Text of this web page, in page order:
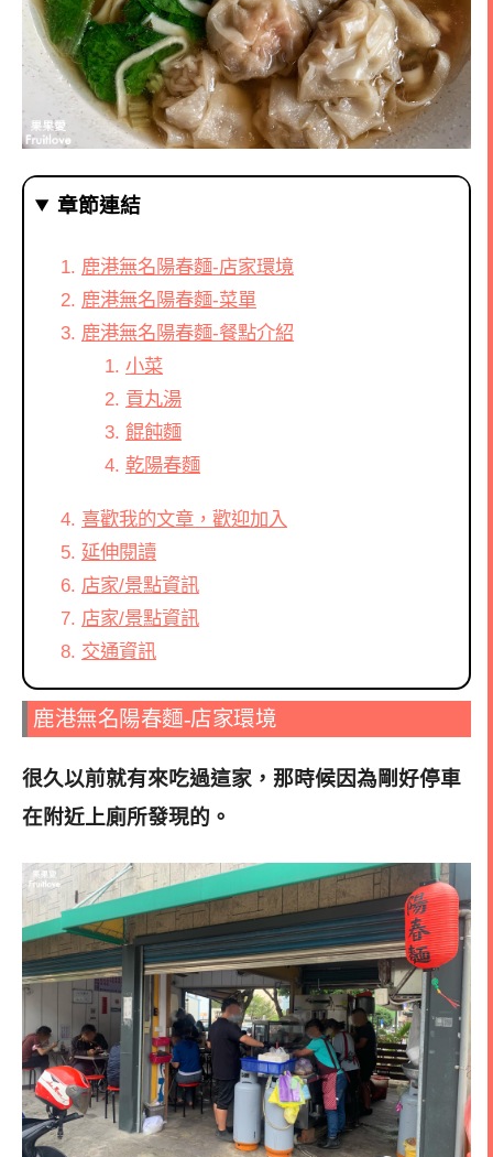
章節連結
鹿港無名陽春麵-店家環境
鹿港無名陽春麵-菜單
鹿港無名陽春麵-餐點介紹
小菜
貢丸湯
餛飩麵
乾陽春麵
喜歡我的文章，歡迎加入
延伸閱讀
店家/景點資訊
店家/景點資訊
交通資訊
鹿港無名陽春麵-店家環境
很久以前就有來吃過這家，那時候因為剛好停車
在附近上廁所發現的。